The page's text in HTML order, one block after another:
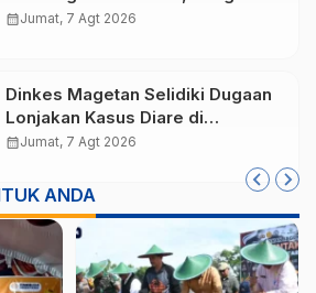
Minta Magetan Perkuat Tata
calendar_monthJumat, 7 Agt 2026
Dinkes Magetan Selidiki Dugaan
Lonjakan Kasus Diare di
Lembeyan, Lakukan Penyelidikan
calendar_monthJumat, 7 Agt 2026
ANDA